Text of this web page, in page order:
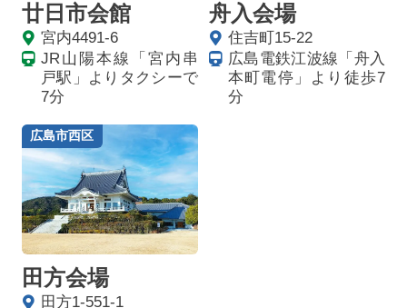
廿日市会館
宮内4491-6
JR山陽本線「宮内串
戸駅」よりタクシーで
7分
舟入会場
住吉町15-22
広島電鉄江波線「舟入
本町電停」より徒歩7
分
広島市西区
田方会場
田方1-551-1